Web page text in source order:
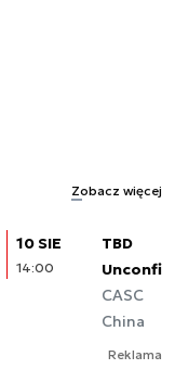
Zobacz więcej
10 SIE
14:00
TBD
CASC
China
Reklama